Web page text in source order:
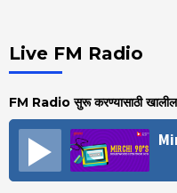
Live FM Radio
FM Radio सुरू करण्यासाठी खालील